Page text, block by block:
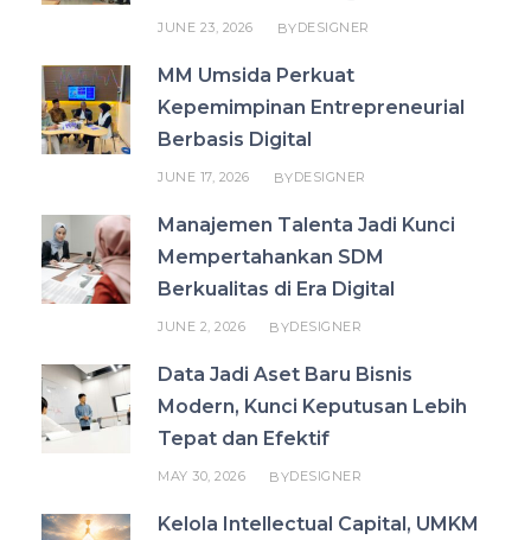
JUNE 23, 2026 BYDESIGNER
MM Umsida Perkuat
Kepemimpinan Entrepreneurial
Berbasis Digital
JUNE 17, 2026 BYDESIGNER
Manajemen Talenta Jadi Kunci
Mempertahankan SDM
Berkualitas di Era Digital
JUNE 2, 2026 BYDESIGNER
Data Jadi Aset Baru Bisnis
Modern, Kunci Keputusan Lebih
Tepat dan Efektif
MAY 30, 2026 BYDESIGNER
Kelola Intellectual Capital, UMKM